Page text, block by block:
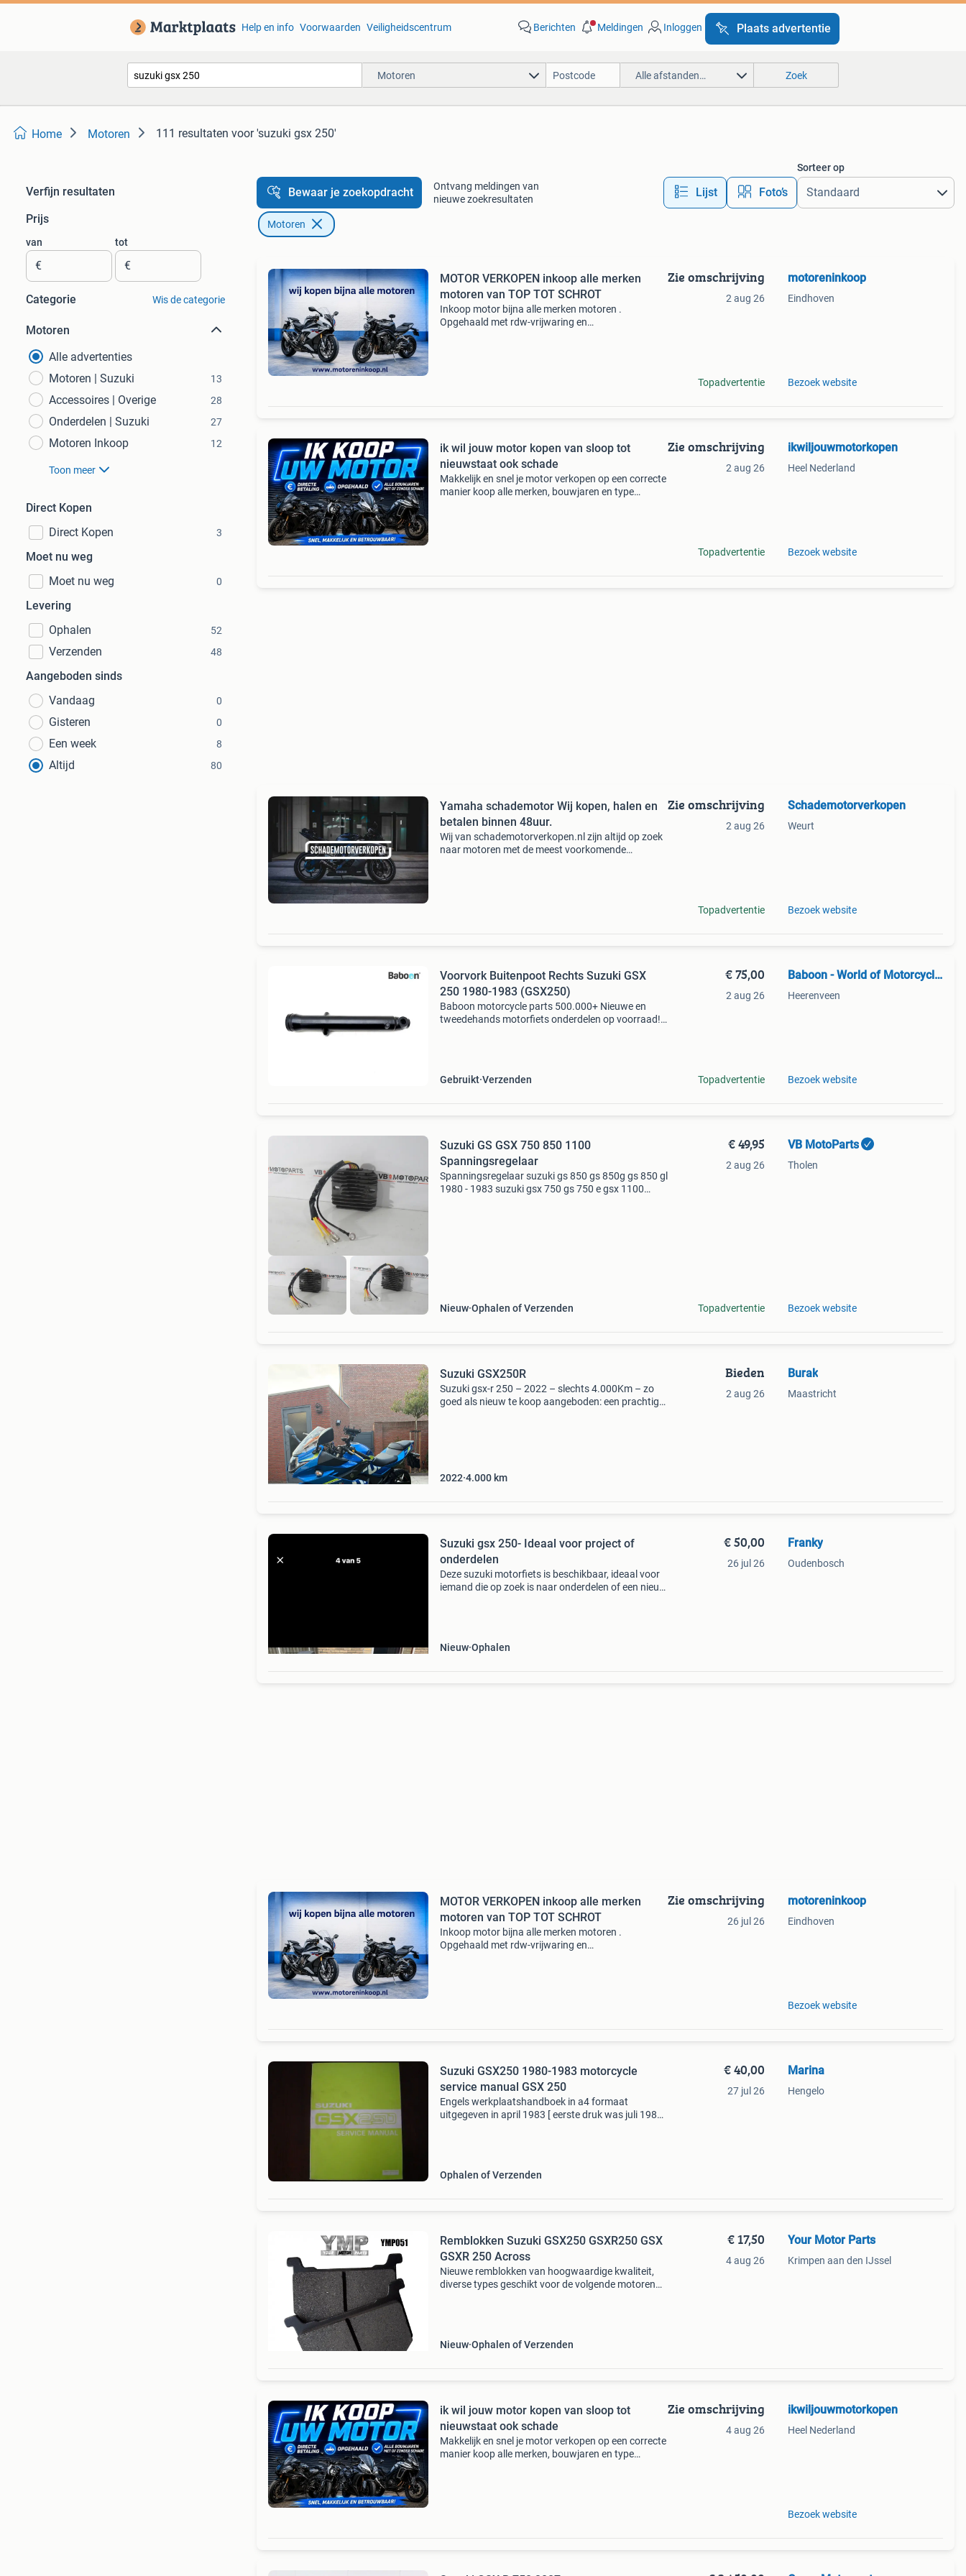
Help en info Voorwaarden Veiligheidscentrum Berichten Meldingen Inloggen Plaats advertentie
Motoren Alle afstanden… Zoek
Home Motoren 111 resultaten voor 'suzuki gsx 250'
Verfijn resultaten
Prijs
van
€
tot
€
Categorie Wis de categorie
Motoren
Alle advertenties
Motoren | Suzuki
13
Accessoires | Overige 28
Onderdelen | Suzuki 27
Motoren Inkoop 12
Toon meer
Direct Kopen
Direct Kopen
3
Moet nu weg
Moet nu weg
0
Levering
Ophalen
52
Verzenden 48
Aangeboden sinds
Vandaag
0
Gisteren 0
Een week 8
Altijd 80
Bewaar je zoekopdracht
Ontvang meldingen van
nieuwe zoekresultaten
Lijst Foto’s
Sorteer op
Motoren
MOTOR VERKOPEN inkoop alle merken
motoren van TOP TOT SCHROT
Inkoop motor bijna alle merken motoren .
Opgehaald met rdw-vrijwaring en
Zie omschrijving
2 aug 26
Topadvertentie
motoreninkoop
Eindhoven
Bezoek website
ik wil jouw motor kopen van sloop tot
nieuwstaat ook schade
Makkelijk en snel je motor verkopen op een correcte
manier koop alle merken, bouwjaren en type
Zie omschrijving
2 aug 26
Topadvertentie
ikwiljouwmotorkopen
Heel Nederland
Bezoek website
Yamaha schademotor Wij kopen, halen en
betalen binnen 48uur.
Wij van schademotorverkopen.nl zijn altijd op zoek
naar motoren met de meest voorkomende
Zie omschrijving
2 aug 26
Topadvertentie
Schademotorverkopen
Weurt
Bezoek website
Voorvork Buitenpoot Rechts Suzuki GSX
250 1980-1983 (GSX250)
Baboon motorcycle parts 500.000+ Nieuwe en
tweedehands motorfiets onderdelen op voorraad!
Gebruikt Verzenden
€ 75,00
2 aug 26
Topadvertentie
Baboon - World of Motorcycle Parts
Heerenveen
Bezoek website
Suzuki GS GSX 750 850 1100
Spanningsregelaar
Spanningsregelaar suzuki gs 850 gs 850g gs 850 gl
1980 - 1983 suzuki gsx 750 gs 750 e gsx 1100
Nieuw Ophalen of Verzenden
€ 49,95
2 aug 26
Topadvertentie
VB MotoParts
Tholen
Bezoek website
Suzuki GSX250R
Suzuki gsx-r 250 – 2022 – slechts 4.000Km – zo
goed als nieuw te koop aangeboden: een prachtige
2022 4.000 km
Bieden
2 aug 26
Burak
Maastricht
Suzuki gsx 250- Ideaal voor project of
onderdelen
Deze suzuki motorfiets is beschikbaar, ideaal voor
iemand die op zoek is naar onderdelen of een nieuw
Nieuw Ophalen
€ 50,00
26 jul 26
Franky
Oudenbosch
MOTOR VERKOPEN inkoop alle merken
motoren van TOP TOT SCHROT
Inkoop motor bijna alle merken motoren .
Opgehaald met rdw-vrijwaring en
Zie omschrijving
26 jul 26
motoreninkoop
Eindhoven
Bezoek website
Suzuki GSX250 1980-1983 motorcycle
service manual GSX 250
Engels werkplaatshandboek in a4 formaat
uitgegeven in april 1983 [ eerste druk was juli 1980 ]
Ophalen of Verzenden
€ 40,00
27 jul 26
Marina
Hengelo
Remblokken Suzuki GSX250 GSXR250 GSX
GSXR 250 Across
Nieuwe remblokken van hoogwaardige kwaliteit,
diverse types geschikt voor de volgende motoren
Nieuw Ophalen of Verzenden
€ 17,50
4 aug 26
Your Motor Parts
Krimpen aan den IJssel
ik wil jouw motor kopen van sloop tot
nieuwstaat ook schade
Makkelijk en snel je motor verkopen op een correcte
manier koop alle merken, bouwjaren en type
Zie omschrijving
4 aug 26
ikwiljouwmotorkopen
Heel Nederland
Bezoek website